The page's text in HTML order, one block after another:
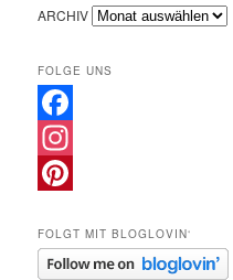
ARCHIV
FOLGE UNS
Facebook
Instagram
FOLGT MIT BLOGLOVIN‘